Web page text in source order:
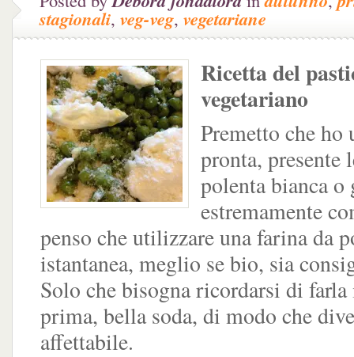
stagionali, veg-veg, vegetariane
Ricetta del
vegetariano
Premetto che ho
pronta, presente
polenta bianca o
estremamente
penso che utilizzare una farina da
istantanea, meglio se bio, sia
Solo che bisogna ricordarsi di
prima, bella soda, di modo che
affettabile.